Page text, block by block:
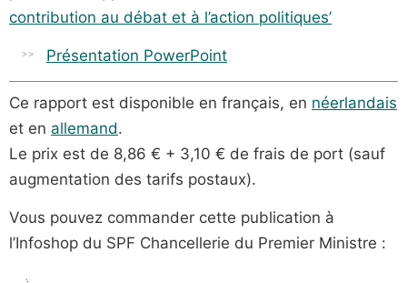
contribution au débat et à l’action politiques’
Présentation PowerPoint
Ce rapport est disponible en français, en néerlandais
et en allemand.
Le prix est de 8,86 € + 3,10 € de frais de port (sauf
augmentation des tarifs postaux).
Vous pouvez commander cette publication à
l’Infoshop du SPF Chancellerie du Premier Ministre :